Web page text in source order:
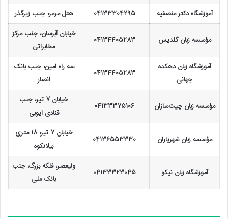
آموزشگاه دکتر منصفیه
04133304295 هتل مرمر، جنب زیرگذر
مؤسسه زبان گلدیس 04134405283
خیابان آبرسان، جنب مرکز
مخابراتی
آموزشگاه زبان دهکده
جهانی
04134405283
سه راه امین، جنب بانک
انصار
مؤسسه زبان چیت‌سازان 04133375106
خیابان 7 تیر، جنب
قنادی ایوبی
مؤسسه زبان شهریاران 04136553330
خیابان 7 تیر، 18 متری
بیلانکوه
آموزشگاه زبان نیکو 04133323045
ولیعصر، فلکه بزرگ، جنب
بانک ملی